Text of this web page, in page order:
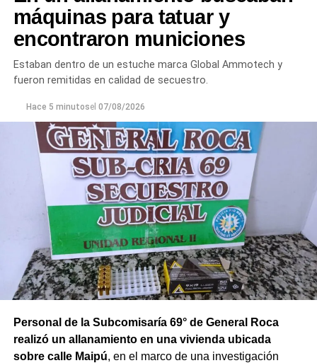
máquinas para tatuar y
encontraron municiones
Estaban dentro de un estuche marca Global Ammotech y
fueron remitidas en calidad de secuestro.
Hace 5 minutosel 07/08/2026
Personal de la Subcomisaría 69° de General Roca
realizó un allanamiento en una vivienda ubicada
sobre calle Maipú, en el marco de una investigación